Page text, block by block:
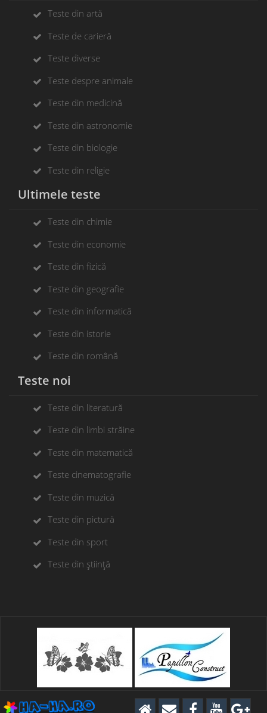
Teste din artă
Teste de carieră
Teste diverse
Teste despre animale
Teste din medicină
Teste din astronomie
Teste din biologie
Teste din religie
Ultimele teste
Teste din chimie
Teste din economie
Teste din fizică
Teste din geografie
Teste din informatică
Teste din istorie
Teste din română
Teste noi
Teste din literatură
Teste din limbi străine
Teste din matematică
Teste cinematografie
Teste din muzică
Teste din pictură
Teste din sport
Teste din știință